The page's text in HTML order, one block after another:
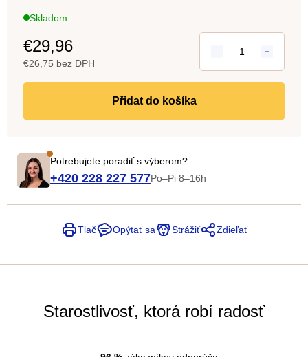
€29,96
€26,75 bez DPH
cena:
Skladom
do košíka
Potrebujete poradiť s výberom?
+420 228 227 577Po–Pi 8–16h
Tlač Opýtať sa Strážiť Zdieľať
Starostlivosť, ktorá robí radosť